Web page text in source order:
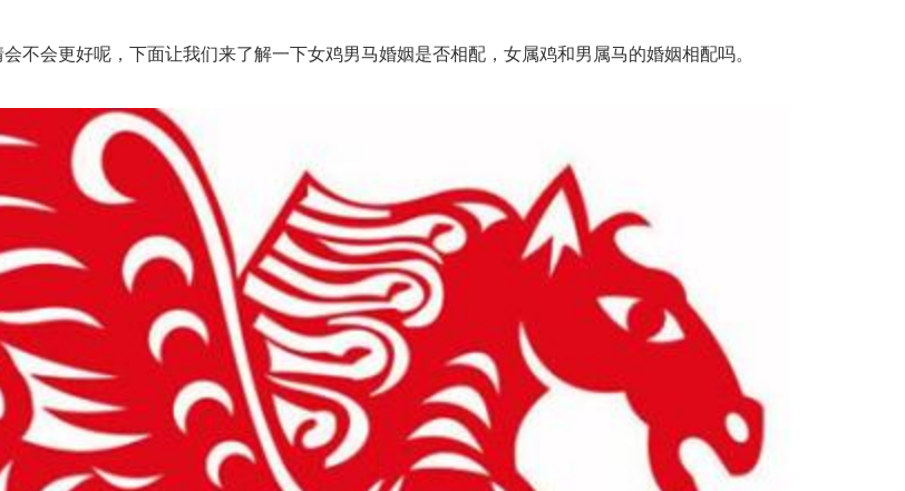
会更好呢，下面让我们来了解一下女鸡男马婚姻是否相配，女属鸡和男属马的婚姻相配吗。